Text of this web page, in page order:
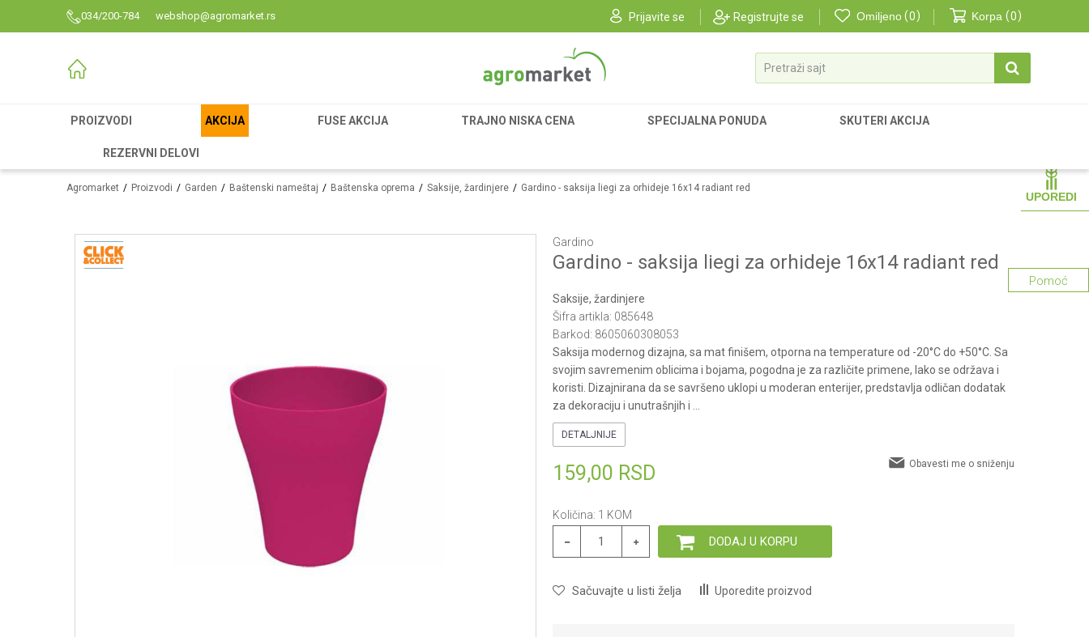
034/200-784 webshop@agromarket.rs Prijavite se Registrujte se Omiljeno 0 Korpa 0
Pretraži sajt
PROIZVODI AKCIJA FUSE AKCIJA TRAJNO NISKA CENA SPECIJALNA PONUDA SKUTERI AKCIJA
REZERVNI DELOVI
UPOREDI
Agromarket Proizvodi Garden Baštenski nameštaj Baštenska oprema Saksije, žardinjere Gardino - saksija liegi za orhideje 16x14 radiant red
Gardino
Gardino - saksija liegi za orhideje 16x14 radiant red
Saksije, žardinjere
Šifra artikla: 085648
Barkod: 8605060308053
Saksija modernog dizajna, sa mat finišem, otporna na temperature od -20°C do +50°C. Sa
svojim savremenim oblicima i bojama, pogodna je za različite primene, lako se održava i
koristi. Dizajnirana da se savršeno uklopi u moderan enterijer, predstavlja odličan dodatak
za dekoraciju i unutrašnjih i
DETALJNIJE
159,00 RSD Obavesti me o sniženju
Količina: 1 KOM
DODAJ U KORPU
Sačuvajte u listi želja Uporedite proizvod
Pomoć